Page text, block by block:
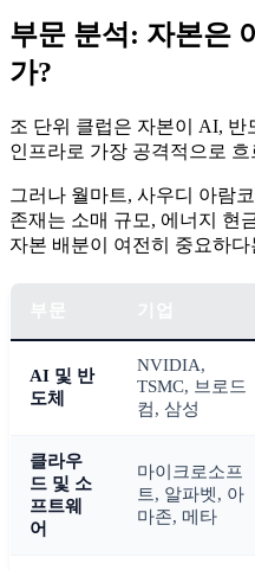
부문 분석: 자본은
가?
조 단위 클럽은 자본이 AI, 반
인프라로 가장 공격적으로
그러나 월마트, 사우디 아람
존재는 소매 규모, 에너지 현
자본 배분이 여전히 중요하
AI 및 반
도체
NVIDIA,
TSMC, 브로드
컴, 삼성
클라우
드 및 소
프트웨
어
마이크로소프
트, 알파벳, 아
마존, 메타